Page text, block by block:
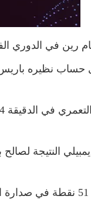
رين في الدوري